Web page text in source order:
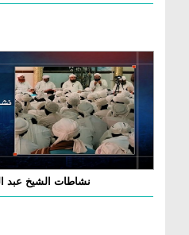
نشاطات الشيخ عبد